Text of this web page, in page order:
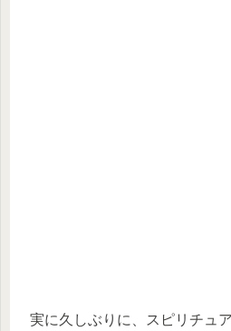
実に久しぶりに、スピリチュ